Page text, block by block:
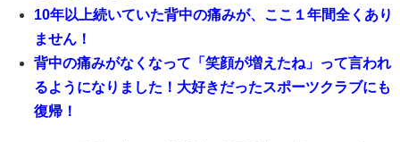
10年以上続いていた背中の痛みが、ここ１年間全くあり
ません！
背中の痛みがなくなって「笑顔が増えたね」って言われ
るようになりました！大好きだったスポーツクラブにも
復帰！